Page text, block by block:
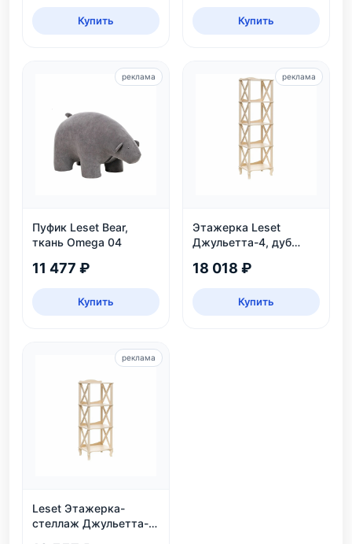
Купить Купить
Пуфик Leset Bear,
ткань Omega 04
11 477 ₽
Купить
реклама
Этажерка Leset
Джульетта-4, дуб
18 018 ₽
Купить
реклама
Leset Этажерка-
стеллаж Джульетта-3,
реклама